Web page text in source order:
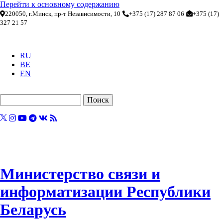
Перейти к основному содержанию
220050, г.Минск, пр-т Независимости, 10 +375 (17) 287 87 06
+375 (17)
327 21 57
RU
BE
EN
Министерство связи и
информатизации Республики
Беларусь